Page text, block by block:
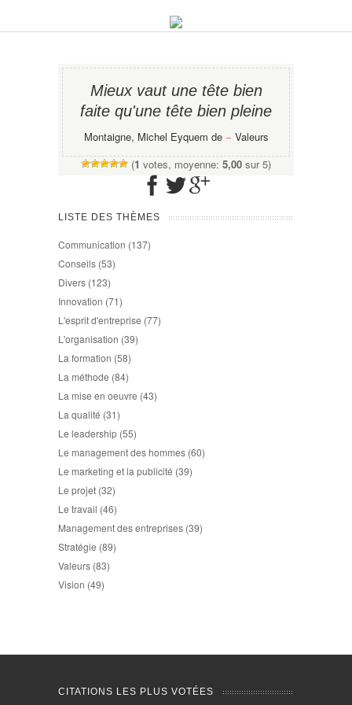
Mieux vaut une tête bien
faite qu'une tête bien pleine
Montaigne, Michel Eyquem de− Valeurs
(1 votes, moyenne: 5,00 sur 5)
LISTE DES THÈMES
Communication (137)
Conseils (53)
Divers (123)
Innovation (71)
L'esprit d'entreprise (77)
L'organisation (39)
La formation (58)
La méthode (84)
La mise en oeuvre (43)
La qualité (31)
Le leadership (55)
Le management des hommes (60)
Le marketing et la publicité (39)
Le projet (32)
Le travail (46)
Management des entreprises (39)
Stratégie (89)
Valeurs (83)
Vision (49)
CITATIONS LES PLUS VOTÉES